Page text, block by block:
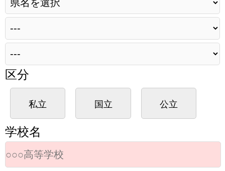
区分
私立 国立 公立
学校名